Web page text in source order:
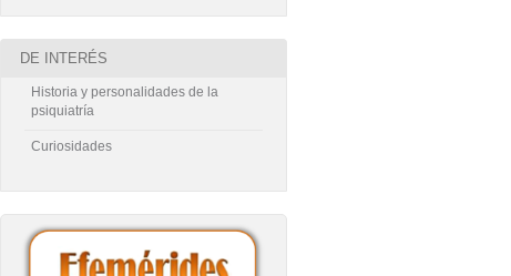
DE INTERÉS
Historia y personalidades de la
psiquiatría
Curiosidades